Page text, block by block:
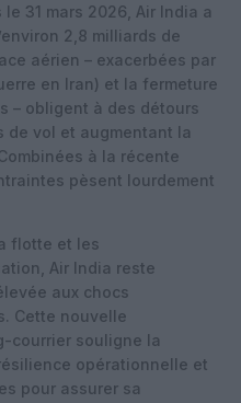
31 mars 2026, Air India a
2,8 milliards de
aérien – exacerbées par
en Iran) et la fermeture
– obligent à des détours
de vol et augmentant la
à la récente
pèsent lourdement
flotte et les
Air India reste
aux chocs
Cette nouvelle
courrier souligne la
opérationnelle et
pour assurer sa